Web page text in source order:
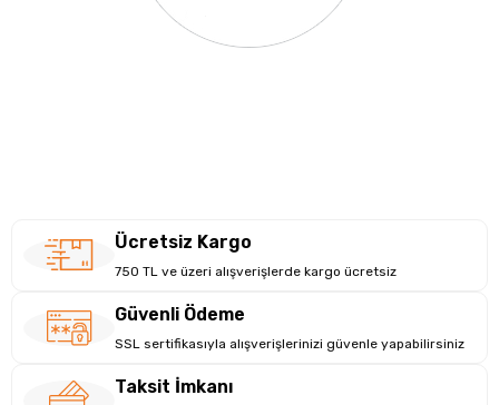
Ücretsiz Kargo
750 TL ve üzeri alışverişlerde kargo ücretsiz
Güvenli Ödeme
SSL sertifikasıyla alışverişlerinizi güvenle yapabilirsiniz
Taksit İmkanı